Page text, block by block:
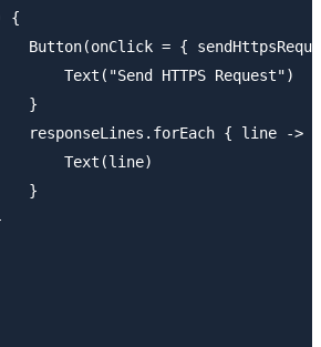
{
Button(onClick = {
Text("Send HTTPS Request")
}
responseLines.forEach { line ->
Text(line)
}